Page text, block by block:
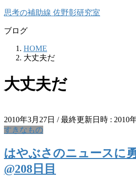
コ
テ
ス
キ
ナ
ゲ
ン
に
思考の補助線 佐野彰研究室
ブログ
HOME
大丈夫だ
大丈夫だ
2010年3月27日 / 最終更新日時 : 2010
すきなもの
はやぶさのニュースに
@208日目